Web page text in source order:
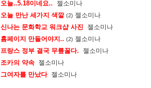
오늘..5.18이네요.. 젤소미나
오늘 만난 세가지 색깔 (2) 젤소미나
신나는 문화학교 워크샵 사진 젤소미나
홈페이지 만들어야지.. (2) 젤소미나
프랑스 정부 결국 무릎꿇다. 젤소미나
조카의 약속 젤소미나
그여자를 만났다 젤소미나